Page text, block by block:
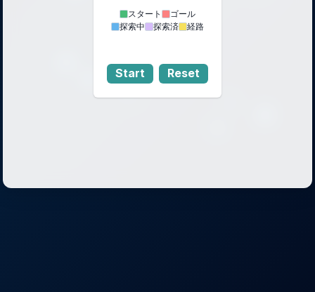
スタート
ゴール
探索中
探索済 経路
Start Reset